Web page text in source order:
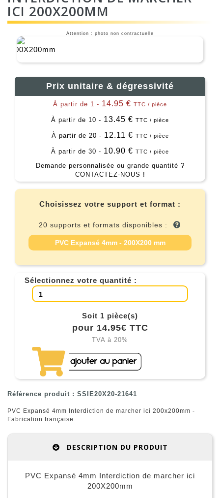
ICI 200X200MM
Attention : photo non contractuelle
Prix unitaire & dégressivité
À partir de 1 - 14.95 € TTC / pièce
À partir de 10 - 13.45 € TTC / pièce
À partir de 20 - 12.11 € TTC / pièce
À partir de 30 - 10.90 € TTC / pièce
Demande personnalisée ou grande quantité ?
CONTACTEZ-NOUS !
Choisissez votre support et format :
20 supports et formats disponibles :
PVC Expansé 4mm - 200X200 mm
Sélectionnez votre quantité :
Soit 1 pièce(s)
pour 14.95€ TTC
TVA à 20%
Référence produit : SSIE20X20-21641
PVC Expansé 4mm Interdiction de marcher ici 200x200mm -
Fabrication française.
DESCRIPTION DU PRODUIT
PVC Expansé 4mm Interdiction de marcher ici
200X200mm